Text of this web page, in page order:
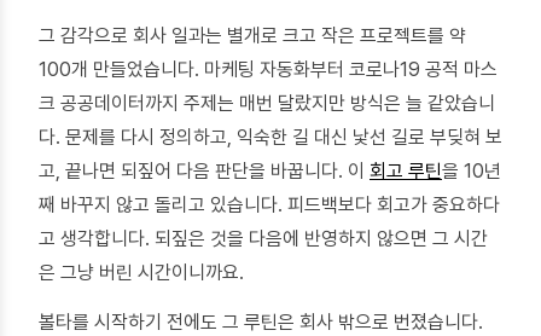
그 감각으로 회사 일과는 별개로 크고 작은 프로젝트를 약
100개 만들었습니다. 마케팅 자동화부터 코로나19 공적 마스
크 공공데이터까지 주제는 매번 달랐지만 방식은 늘 같았습니
다. 문제를 다시 정의하고, 익숙한 길 대신 낯선 길로 부딪혀 보
고, 끝나면 되짚어 다음 판단을 바꿉니다. 이 회고 루틴을 10년
째 바꾸지 않고 돌리고 있습니다. 피드백보다 회고가 중요하다
고 생각합니다. 되짚은 것을 다음에 반영하지 않으면 그 시간
은 그냥 버린 시간이니까요.
볼타를 시작하기 전에도 그 루틴은 회사 밖으로 번졌습니다.